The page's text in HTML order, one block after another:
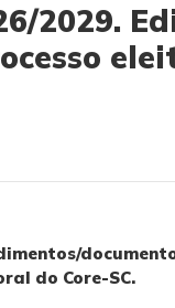
2029.
do Core-SC.